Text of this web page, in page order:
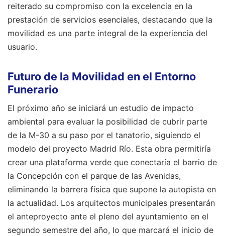
reiterado su compromiso con la excelencia en la
prestación de servicios esenciales, destacando que la
movilidad es una parte integral de la experiencia del
usuario.
Futuro de la Movilidad en el Entorno
Funerario
El próximo año se iniciará un estudio de impacto
ambiental para evaluar la posibilidad de cubrir parte
de la M-30 a su paso por el tanatorio, siguiendo el
modelo del proyecto Madrid Río. Esta obra permitiría
crear una plataforma verde que conectaría el barrio de
la Concepción con el parque de las Avenidas,
eliminando la barrera física que supone la autopista en
la actualidad. Los arquitectos municipales presentarán
el anteproyecto ante el pleno del ayuntamiento en el
segundo semestre del año, lo que marcará el inicio de